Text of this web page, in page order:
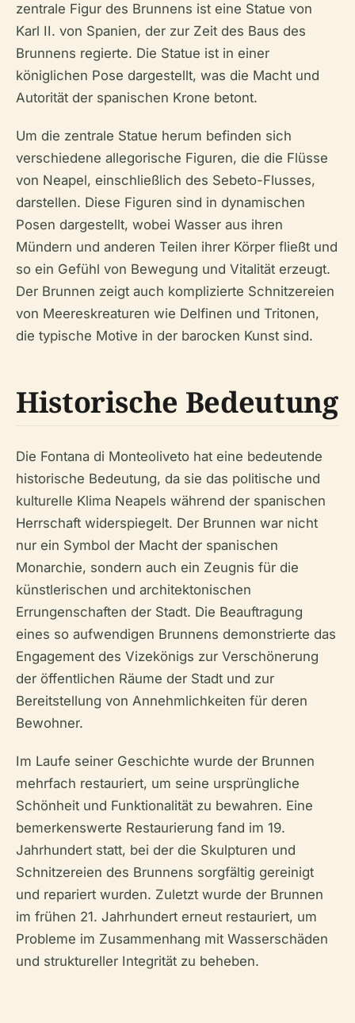
zentrale Figur des Brunnens ist eine Statue von
Karl II. von Spanien, der zur Zeit des Baus des
Brunnens regierte. Die Statue ist in einer
königlichen Pose dargestellt, was die Macht und
Autorität der spanischen Krone betont.
Um die zentrale Statue herum befinden sich
verschiedene allegorische Figuren, die die Flüsse
von Neapel, einschließlich des Sebeto-Flusses,
darstellen. Diese Figuren sind in dynamischen
Posen dargestellt, wobei Wasser aus ihren
Mündern und anderen Teilen ihrer Körper fließt und
so ein Gefühl von Bewegung und Vitalität erzeugt.
Der Brunnen zeigt auch komplizierte Schnitzereien
von Meereskreaturen wie Delfinen und Tritonen,
die typische Motive in der barocken Kunst sind.
Historische Bedeutung
Die Fontana di Monteoliveto hat eine bedeutende
historische Bedeutung, da sie das politische und
kulturelle Klima Neapels während der spanischen
Herrschaft widerspiegelt. Der Brunnen war nicht
nur ein Symbol der Macht der spanischen
Monarchie, sondern auch ein Zeugnis für die
künstlerischen und architektonischen
Errungenschaften der Stadt. Die Beauftragung
eines so aufwendigen Brunnens demonstrierte das
Engagement des Vizekönigs zur Verschönerung
der öffentlichen Räume der Stadt und zur
Bereitstellung von Annehmlichkeiten für deren
Bewohner.
Im Laufe seiner Geschichte wurde der Brunnen
mehrfach restauriert, um seine ursprüngliche
Schönheit und Funktionalität zu bewahren. Eine
bemerkenswerte Restaurierung fand im 19.
Jahrhundert statt, bei der die Skulpturen und
Schnitzereien des Brunnens sorgfältig gereinigt
und repariert wurden. Zuletzt wurde der Brunnen
im frühen 21. Jahrhundert erneut restauriert, um
Probleme im Zusammenhang mit Wasserschäden
und struktureller Integrität zu beheben.